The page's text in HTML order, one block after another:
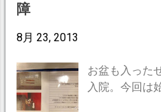
たので取り外
った） スチー
障
8月 23, 2013
お盆も入った
入院。今回は